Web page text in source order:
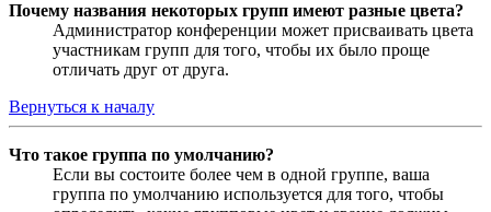
Почему названия некоторых групп имеют разные цвета?
Администратор конференции может присваивать цвета
участникам групп для того, чтобы их было проще
отличать друг от друга.
Вернуться к началу
Что такое группа по умолчанию?
Если вы состоите более чем в одной группе, ваша
группа по умолчанию используется для того, чтобы